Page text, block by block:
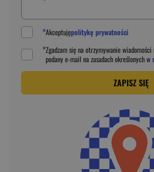
*Akceptujępolitykę prywatności
*Zgadzam się na otrzymywanie
podanye-mail na zasadach określonych w
ZAPISZ SIĘ